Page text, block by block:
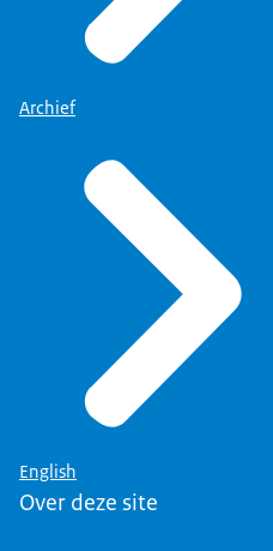
Archief
English
Over deze site